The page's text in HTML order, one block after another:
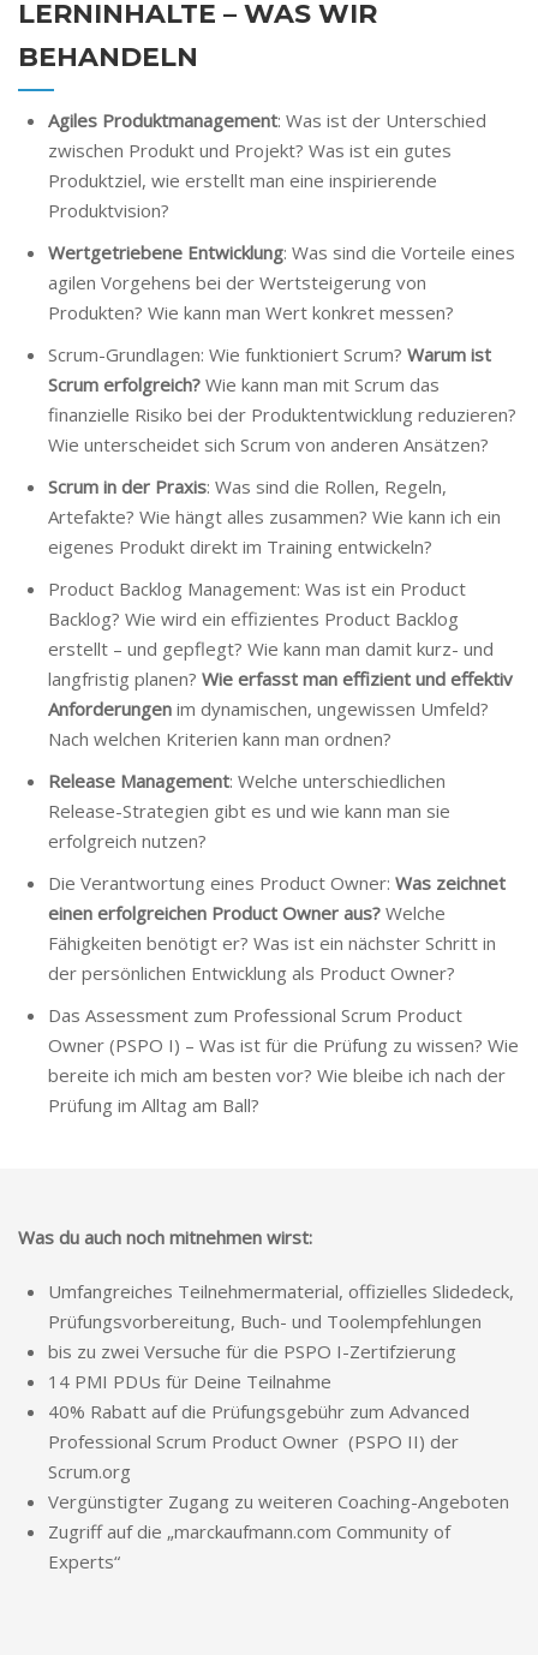
LERNINHALTE – WAS WIR
BEHANDELN
Agiles Produktmanagement: Was ist der Unterschied
zwischen Produkt und Projekt? Was ist ein gutes
Produktziel, wie erstellt man eine inspirierende
Produktvision?
Wertgetriebene Entwicklung: Was sind die Vorteile eines
agilen Vorgehens bei der Wertsteigerung von
Produkten? Wie kann man Wert konkret messen?
Scrum-Grundlagen: Wie funktioniert Scrum? Warum ist
Scrum erfolgreich? Wie kann man mit Scrum das
finanzielle Risiko bei der Produktentwicklung reduzieren?
Wie unterscheidet sich Scrum von anderen Ansätzen?
Scrum in der Praxis: Was sind die Rollen, Regeln,
Artefakte? Wie hängt alles zusammen? Wie kann ich ein
eigenes Produkt direkt im Training entwickeln?
Product Backlog Management: Was ist ein Product
Backlog? Wie wird ein effizientes Product Backlog
erstellt – und gepflegt? Wie kann man damit kurz- und
langfristig planen? Wie erfasst man effizient und effektiv
Anforderungen im dynamischen, ungewissen Umfeld?
Nach welchen Kriterien kann man ordnen?
Release Management: Welche unterschiedlichen
Release-Strategien gibt es und wie kann man sie
erfolgreich nutzen?
Die Verantwortung eines Product Owner: Was zeichnet
einen erfolgreichen Product Owner aus? Welche
Fähigkeiten benötigt er? Was ist ein nächster Schritt in
der persönlichen Entwicklung als Product Owner?
Das Assessment zum Professional Scrum Product
Owner (PSPO I) – Was ist für die Prüfung zu wissen? Wie
bereite ich mich am besten vor? Wie bleibe ich nach der
Prüfung im Alltag am Ball?
Was du auch noch mitnehmen wirst:
Umfangreiches Teilnehmermaterial, offizielles Slidedeck,
Prüfungsvorbereitung, Buch- und Toolempfehlungen
bis zu zwei Versuche für die PSPO I-Zertifzierung
14 PMI PDUs für Deine Teilnahme
40% Rabatt auf die Prüfungsgebühr zum Advanced
Professional Scrum Product Owner (PSPO II) der
Scrum.org
Vergünstigter Zugang zu weiteren Coaching-Angeboten
Zugriff auf die „marckaufmann.com Community of
Experts“